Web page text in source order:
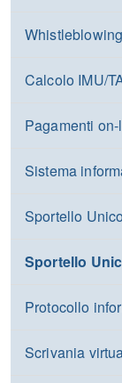
Whistleblowing
Calcolo IMU/
Pagamenti
Sistema
Sportello
Sportello
Protocollo
Scrivania